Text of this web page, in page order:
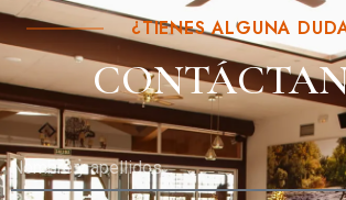
¿TIENES ALGUNA